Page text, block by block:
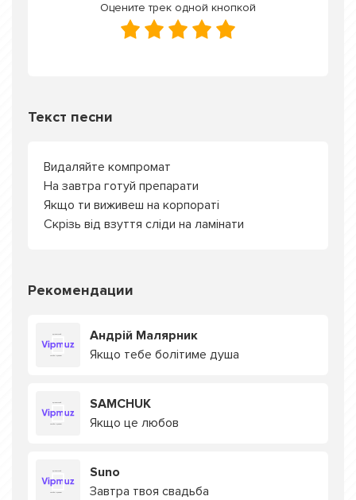
Оцените трек одной кнопкой
Текст песни
Видаляйте компромат
На завтра готуй препарати
Якщо ти виживеш на корпораті
Скрізь від взуття сліди на ламінати
Рекомендации
Андрій Малярник
Якщо тебе болітиме душа
SAMCHUK
Якщо це любов
Suno
Завтра твоя свадьба